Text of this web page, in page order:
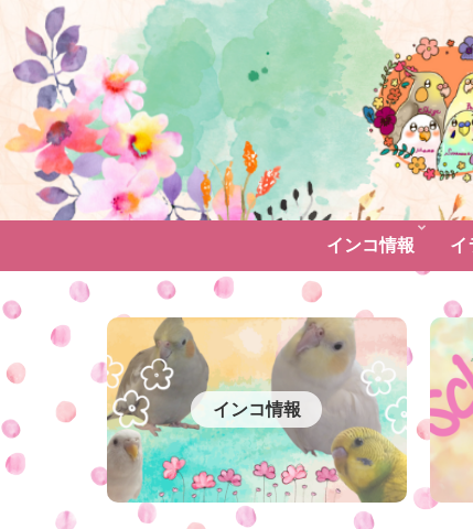
インコ情報 イ
インコ情報